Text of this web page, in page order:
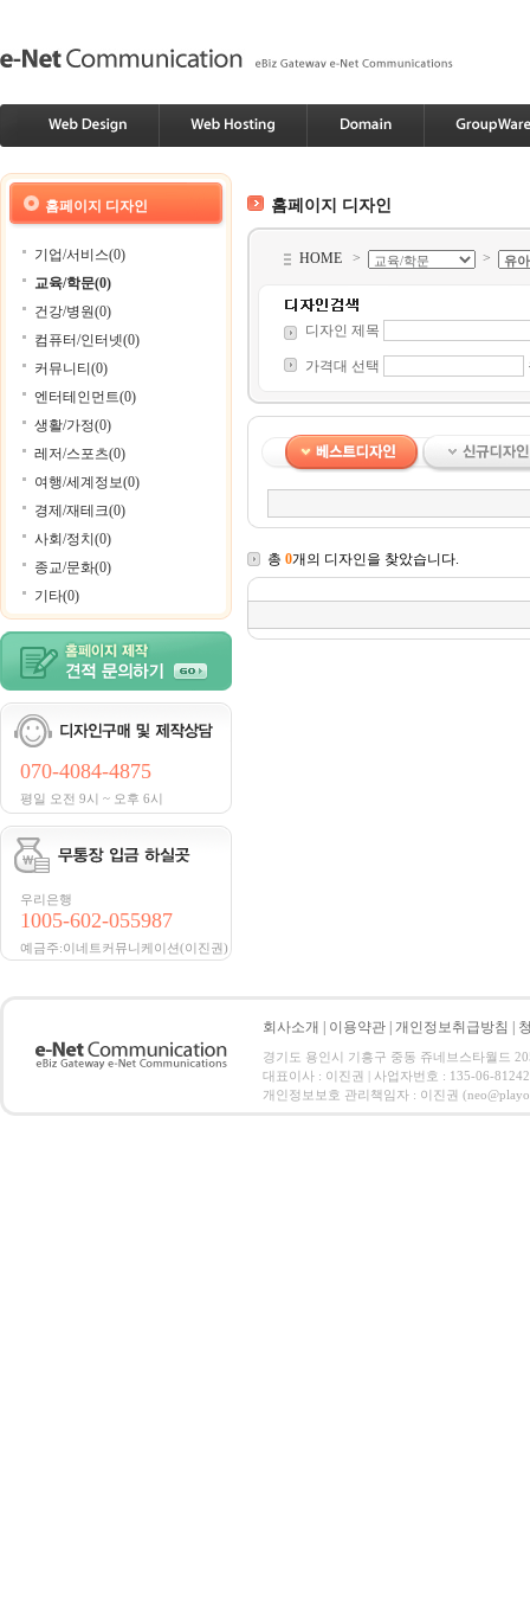
홈페이지 디자인
기업/서비스(0)
교육/학문(0)
건강/병원(0)
컴퓨터/인터넷(0)
커뮤니티(0)
엔터테인먼트(0)
생활/가정(0)
레저/스포츠(0)
여행/세계정보(0)
경제/재테크(0)
사회/정치(0)
종교/문화(0)
기타(0)
070-4084-4875
평일 오전 9시 ~ 오후 6시
우리은행
1005-602-055987
예금주:이네트커뮤니케이션(이진권)
홈페이지 디자인
HOME > >
디자인 제목
가격대 선택
총 0개의 디자인을 찾았습니다.
회사소개 이용약관 개인정보취급방침
경기도 용인시 기흥구 중동 쥬네브스타월드
대표이사 : 이진권 | 사업자번호 : 135-06-
개인정보보호 관리책임자 : 이진권